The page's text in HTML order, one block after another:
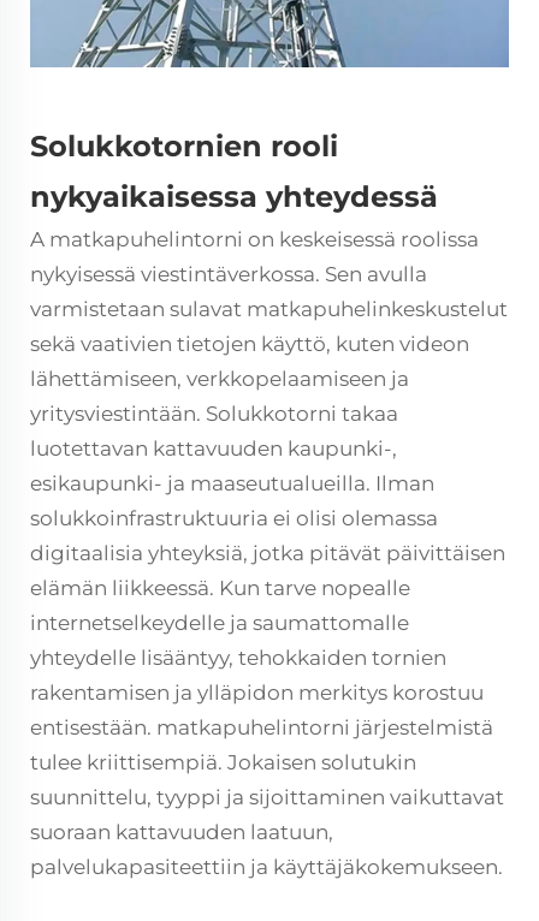
Solukkotornien rooli
nykyaikaisessa yhteydessä
A matkapuhelintorni on keskeisessä roolissa
nykyisessä viestintäverkossa. Sen avulla
varmistetaan sulavat matkapuhelinkeskustelut
sekä vaativien tietojen käyttö, kuten videon
lähettämiseen, verkkopelaamiseen ja
yritysviestintään. Solukkotorni takaa
luotettavan kattavuuden kaupunki-,
esikaupunki- ja maaseutualueilla. Ilman
solukkoinfrastruktuuria ei olisi olemassa
digitaalisia yhteyksiä, jotka pitävät päivittäisen
elämän liikkeessä. Kun tarve nopealle
internetselkeydelle ja saumattomalle
yhteydelle lisääntyy, tehokkaiden tornien
rakentamisen ja ylläpidon merkitys korostuu
entisestään. matkapuhelintorni järjestelmistä
tulee kriittisempiä. Jokaisen solutukin
suunnittelu, tyyppi ja sijoittaminen vaikuttavat
suoraan kattavuuden laatuun,
palvelukapasiteettiin ja käyttäjäkokemukseen.